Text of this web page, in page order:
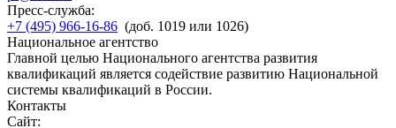
Пресс-служба:
+7 (495) 966-16-86 (доб. 1019 или 1026)
Национальное агентство
Главной целью Национального агентства развития
квалификаций является содействие развитию Национальной
системы квалификаций в России.
Контакты
Сайт: